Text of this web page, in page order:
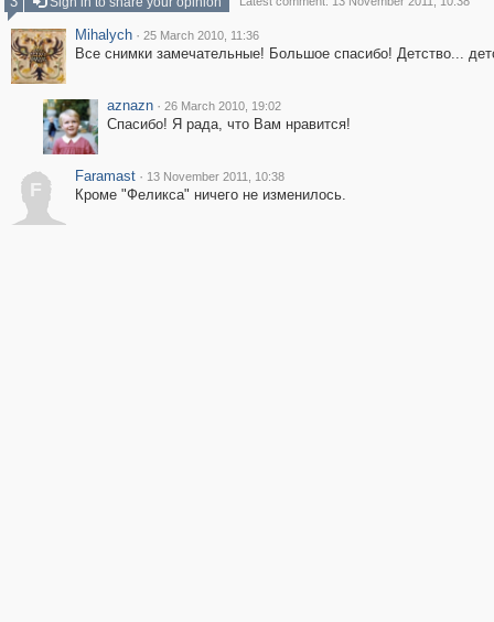
Mihalych · 25 March 2010, 11:36
Все снимки замечательные! Большое спасибо! Детство...
aznazn · 26 March 2010, 19:02
Спасибо! Я рада, что Вам нравится!
F
Faramast · 13 November 2011, 10:38
Кроме "Феликса" ничего не изменилось.